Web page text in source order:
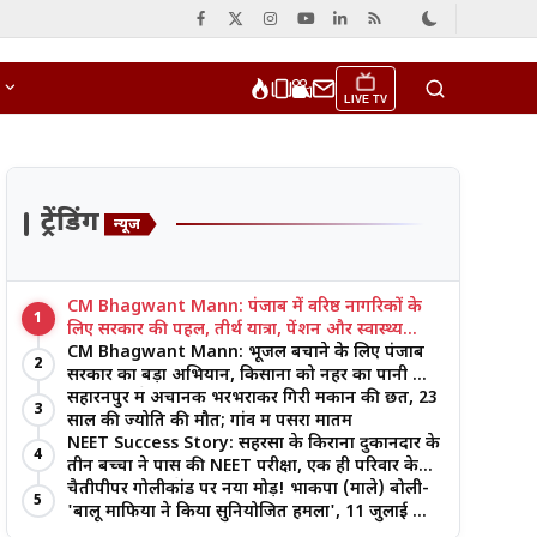
LIVE TV
ट्रेंडिंग न्यूज
1
CM Bhagwant Mann: पंजाब में वरिष्ठ नागरिकों के
लिए सरकार की पहल, तीर्थ यात्रा, पेंशन और स्वास्थ्य
सुविधाओं पर जोर
2
CM Bhagwant Mann: भूजल बचाने के लिए पंजाब
सरकार का बड़ा अभियान, किसानों को नहर का पानी और
आधुनिक खेती का मिल रहा लाभ
3
सहारनपुर में अचानक भरभराकर गिरी मकान की छत, 23
साल की ज्योति की मौत; गांव में पसरा मातम
4
NEET Success Story: सहरसा के किराना दुकानदार के
तीन बच्चों ने पास की NEET परीक्षा, एक ही परिवार के
तीन भाई-बहनों ने रचा इतिहास
5
चैतीपीपर गोलीकांड पर नया मोड़! भाकपा (माले) बोली-
'बालू माफिया ने किया सुनियोजित हमला', 11 जुलाई को